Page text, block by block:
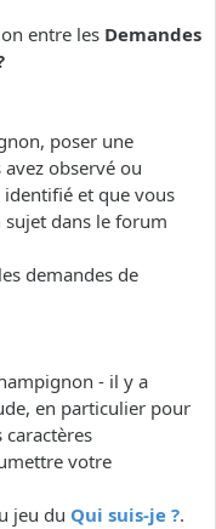
entre les Demandes
poser une
observé ou
identifié et que vous
dans le forum
demandes de
- il y a
en particulier pour
caractères
votre
jeu du Qui suis-je ?.